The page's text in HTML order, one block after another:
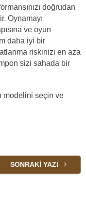
doğrudan
Oynamayı
ve oyun
daha iyi bir
riskinizi en aza
sizi sahada bir
modelini seçin ve
SONRAKI YAZI